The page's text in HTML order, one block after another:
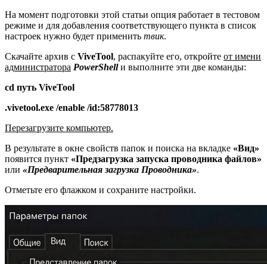
На момент подготовки этой статьи опция работает в тестовом
режиме и для добавления соответствующего пункта в список
настроек нужно будет применить твик.
Скачайте архив с ViveTool, распакуйте его, откройте от имени
администратора PowerShellи выполните эти две команды:
cd путь ViveTool
.vivetool.exe /enable /id:58778013
Перезагрузите компьютер.
В результате в окне свойств папок и поиска на вкладке «Вид»
появится пункт «Предзагрузка запуска проводника файлов»
или «Предварительная загрузка Проводника».
Отметьте его флажком и сохраните настройки.